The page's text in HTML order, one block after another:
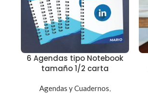
6 Agendas tipo Notebook
tamaño 1/2 carta
Agendas y Cuadernos,